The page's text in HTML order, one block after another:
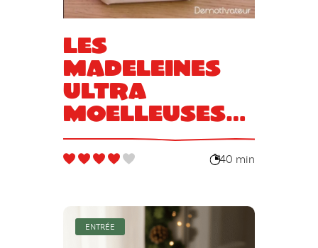
Les
madeleines
ultra
moelleuses
Francine et
leur coque40 min
ENTRÉE